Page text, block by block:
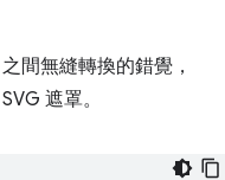
間無縫轉換的錯覺，
遮罩。